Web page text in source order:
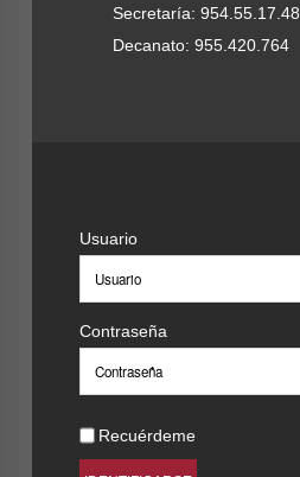
Secretaría: 954.55.17.48
Decanato: 955.420.764
Usuario
Contraseña
Recuérdeme